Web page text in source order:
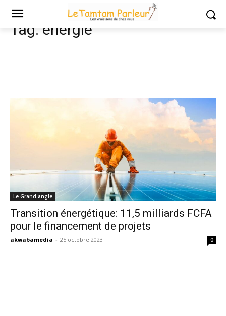
Tags
Tag: énergie
Le Grand angle
Transition énergétique: 11,5 milliards FCFA
pour le financement de projets
akwabamedia - 25 octobre 2023 0